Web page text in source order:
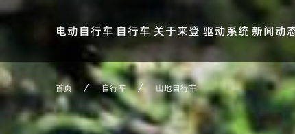
电动自行车 自行车 关于来登 驱动系统 新闻动
首页 自行车 山地自行车